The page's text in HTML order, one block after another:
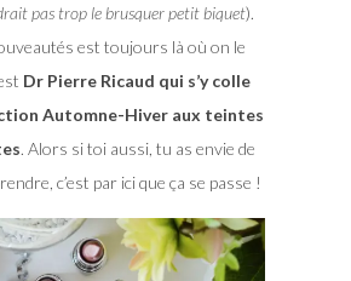
pas trop le brusquer petit biquet).
est toujours là où on le
Dr Pierre Ricaud qui s’y colle
Automne-Hiver aux teintes
. Alors si toi aussi, tu as envie de
c’est par ici que ça se passe !